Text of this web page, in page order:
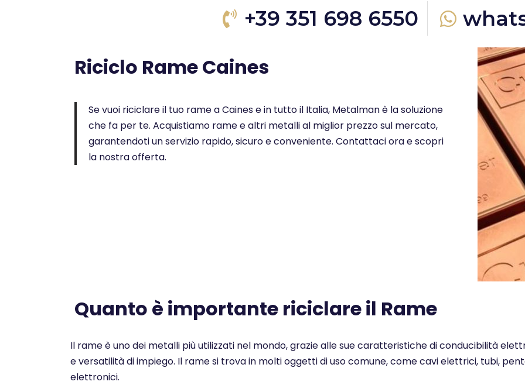
+39 351 698 6550
Riciclo Rame Caines
Se vuoi riciclare il tuo rame a Caines e in tutto il Italia, Metalman è la soluzione
che fa per te. Acquistiamo rame e altri metalli al miglior prezzo sul mercato,
garantendoti un servizio rapido, sicuro e conveniente. Contattaci ora e scopri
la nostra offerta.
Quanto è importante riciclare il Rame
Il rame è uno dei metalli più utilizzati nel mondo, grazie alle sue caratteristiche di conducibilità
e versatilità di impiego. Il rame si trova in molti oggetti di uso comune, come cavi elettrici, tubi,
elettronici.